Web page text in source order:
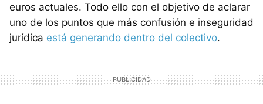
euros actuales. Todo ello con el objetivo de aclarar
uno de los puntos que más confusión e inseguridad
jurídica está generando dentro del colectivo.